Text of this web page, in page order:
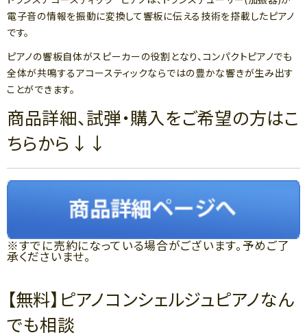
電子音の情報を振動に変換して響板に伝える技術を搭載したピアノ
です。
ピアノの響板自体がスピーカーの役割となり、コンパクトピアノでも
全体が共鳴するアコースティックならではの豊かな響きが生み出す
ことができます。
商品詳細、試弾・購入をご希望の方はこ
ちらから↓↓
※すでに売約になっている場合がございます。予めご了
承くださいませ。
【無料】ピアノコンシェルジュピアノなん
でも相談